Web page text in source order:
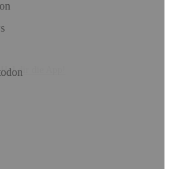
Hol dir die App!